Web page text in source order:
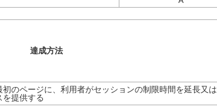
達成方法
のページに、利用者がセッションの制限時間を延長又は
提供する